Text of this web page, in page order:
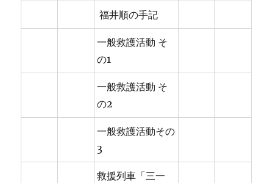
福井順の手記
一般救護活動 そ
の1
一般救護活動 そ
の2
一般救護活動その
3
救援列車「三一